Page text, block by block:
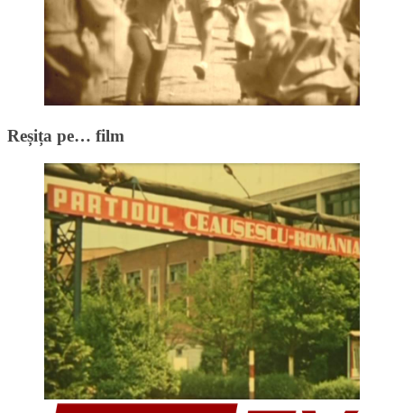
Reșița pe… film